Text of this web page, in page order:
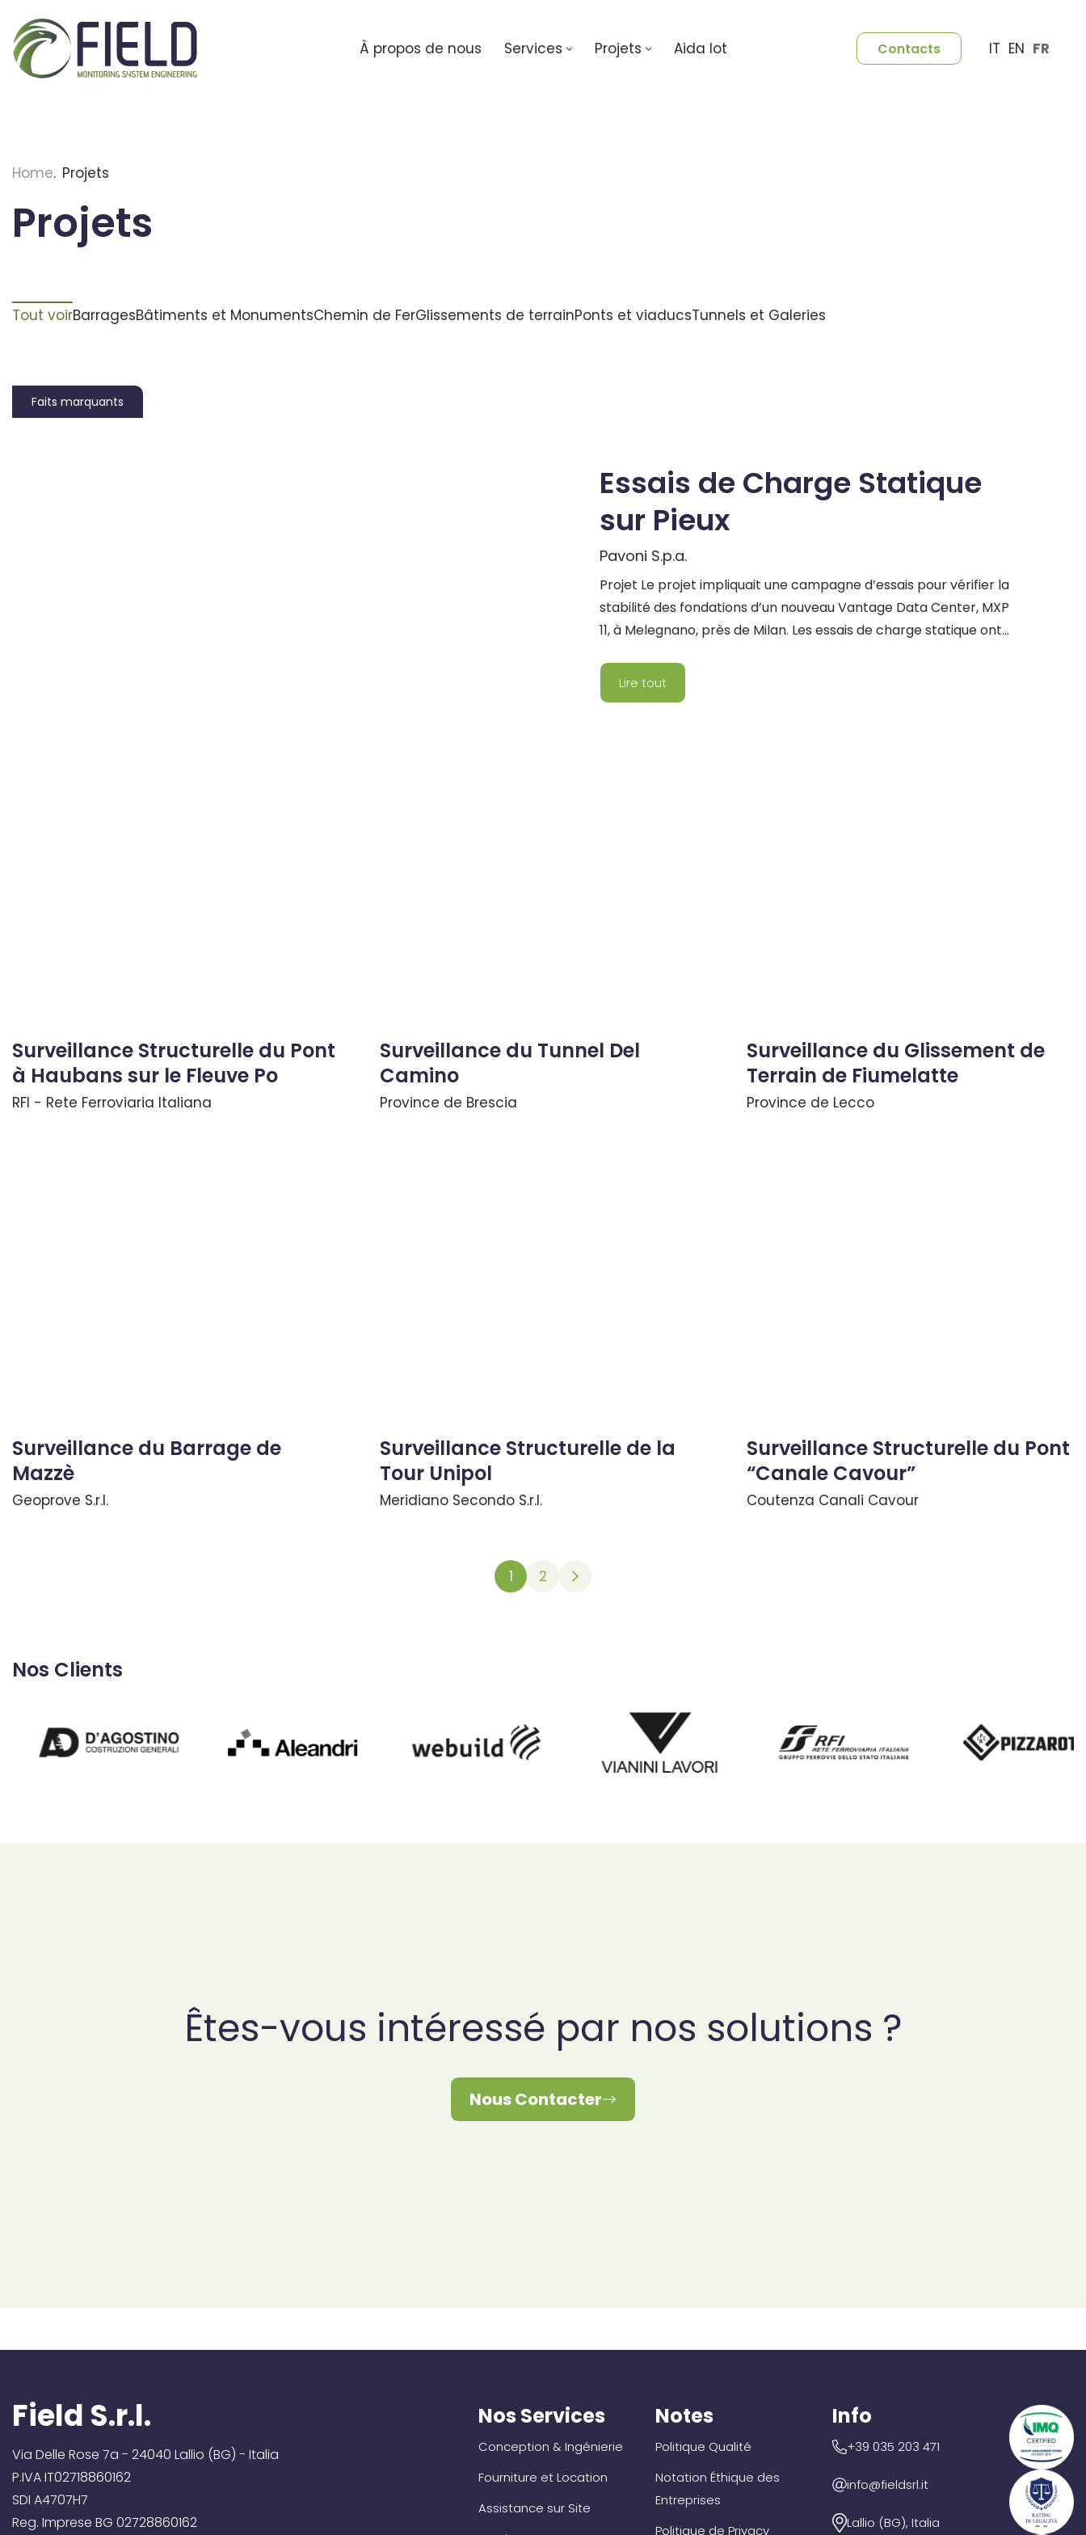
Skip
to
À propos de nous Services Projets Aida Iot Contacts IT EN FR
Home Projets
Projets
Tout voirBarragesBâtiments et MonumentsChemin de FerGlissements de terrainPonts et viaducsTunnels et Galeries
Essais de Charge Statique
sur Pieux
Pavoni S.p.a.
Projet Le projet impliquait une campagne d’essais pour vérifier la
stabilité des fondations d’un nouveau Vantage Data Center, MXP
11, à Melegnano, près de Milan. Les essais de charge statique ont
Ø420 mm afin d’assurer la sécurité et l’efficacité des fondations
profondes, essentielles pour une… LeggiPost List FR
Lire tout
Surveillance Structurelle du Pont
à Haubans sur le Fleuve Po
RFI - Rete Ferroviaria Italiana
Surveillance du Tunnel Del
Camino
Province de Brescia
Surveillance du Glissement de
Terrain de Fiumelatte
Province de Lecco
Surveillance du Barrage de
Mazzè
Geoprove S.r.l.
Surveillance Structurelle de la
Tour Unipol
Meridiano Secondo S.r.l.
Surveillance Structurelle du Pont
“Canale Cavour”
Coutenza Canali Cavour
1 2
Nos Clients
Êtes-vous intéressé par nos solutions ?
Nous Contacter
Field S.r.l.
Via Delle Rose 7a - 24040 Lallio (BG) - Italia
P.IVA IT02718860162
SDI A4707H7
Reg. Imprese BG 02728860162
Nos Services
Conception & Ingénierie
Fourniture et Location
Assistance sur Site
Notes
Politique Qualité
Notation Éthique des
Entreprises
Politique de Privacy
Info
+39 035 203 471
info@fieldsrl.it
Lallio (BG), Italia